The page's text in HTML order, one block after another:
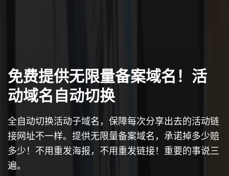
免费提供无限量备案域名！活
动域名自动切换
全自动切换活动子域名，保障每次分享出去的活动链
接网址不一样。提供无限量备案域名，承诺掉多少赔
多少！不用重发海报，不用重发链接！重要的事说三
遍。